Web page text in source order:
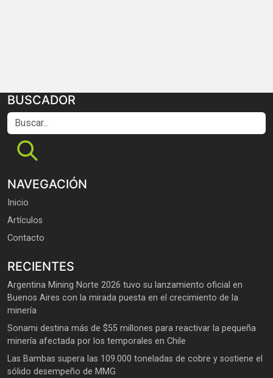
BUSCADOR
Buscar...
NAVEGACIÓN
Inicio
Artículos
Contacto
RECIENTES
Argentina Mining Norte 2026 tuvo su lanzamiento oficial en
Buenos Aires con la mirada puesta en el crecimiento de la
minería
Sonami destina más de $55 millones para reactivar la pequeña
minería afectada por los temporales en Chile
Las Bambas supera las 109.000 toneladas de cobre y sostiene el
sólido desempeño de MMG